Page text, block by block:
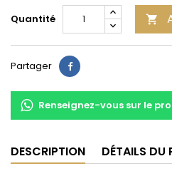
Quantité

Partager Partager
Renseignez-vous sur le
DESCRIPTION DÉTAILS DU